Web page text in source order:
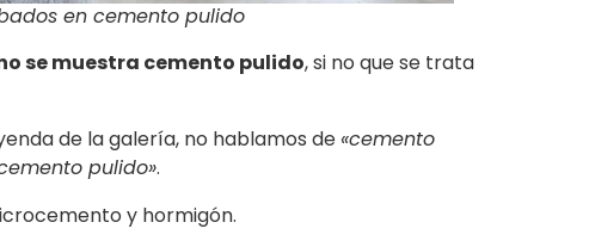
en cemento pulido
se muestra cemento pulido, si no que se trata
de la galería, no hablamos de «cemento
pulido».
y hormigón.